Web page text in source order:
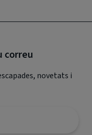
correu
novetats i